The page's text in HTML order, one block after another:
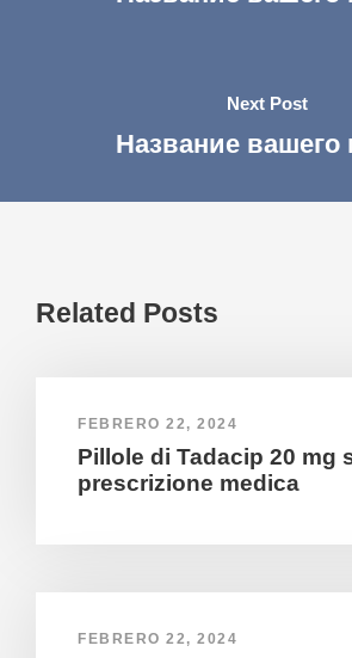
Next Post
Название вашего
Related Posts
FEBRERO 22, 2024
Pillole di Tadacip 20 mg
prescrizione medica
FEBRERO 22, 2024